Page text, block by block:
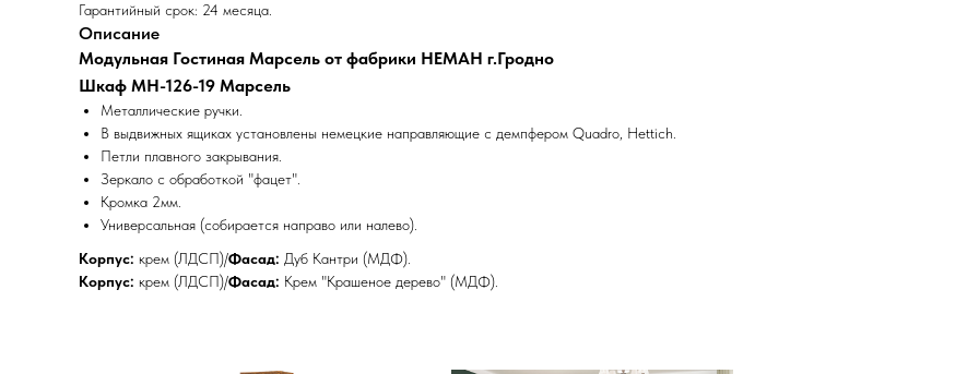
Гарантийный срок: 24 месяца.
Описание
Модульная Гостиная Марсель от фабрики НЕМАН г.Гродно
Шкаф МН-126-19 Марсель
Металлические ручки.
В выдвижных ящиках установлены немецкие направляющие с демпфером Quadro, Hettich.
Петли плавного закрывания.
Зеркало с обработкой "фацет".
Кромка 2мм.
Универсальная (собирается направо или налево).
Корпус: крем (ЛДСП)/Фасад: Дуб Кантри (МДФ).
Корпус: крем (ЛДСП)/Фасад: Крем "Крашеное дерево" (МДФ).